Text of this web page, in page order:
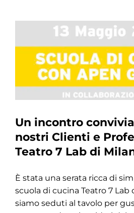
Un incontro
nostri Clienti e
Teatro 7 Lab di
È stata una serata ricca di
scuola di cucina Teatro 7 Lab
siamo seduti al tavolo per